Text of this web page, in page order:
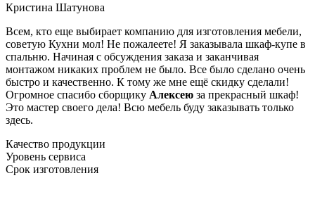
Кристина Шатунова
Всем, кто еще выбирает компанию для изготовления мебели,
советую Кухни мол! Не пожалеете! Я заказывала шкаф-купе в
спальню. Начиная с обсуждения заказа и заканчивая
монтажом никаких проблем не было. Все было сделано очень
быстро и качественно. К тому же мне ещё скидку сделали!
Огромное спасибо сборщику Алексею за прекрасный шкаф!
Это мастер своего дела! Всю мебель буду заказывать только
здесь.
Качество продукции
Уровень сервиса
Срок изготовления